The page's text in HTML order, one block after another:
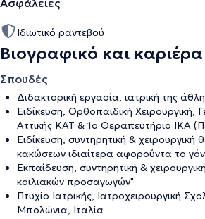
Ασφάλειες
Ιδιωτικό ραντεβού
Βιογραφικό και καριέρα
Σπουδές
Διδακτορική εργασία, ιατρική της
Ειδίκευση, Ορθοπαιδική Χειρουργική,
Αττικής ΚΑΤ & 1ο Θεραπευτήριο ΙΚΑ
Ειδίκευση, συντηρητική &
κακώσεων ιδιαίτερα αφορούντα το
Εκπαίδευση, συντηρητική &
κοιλιακών προσαγωγών"
Πτυχίο Ιατρικής, Ιατροχειρουργική
Μπολώνια, Ιταλία